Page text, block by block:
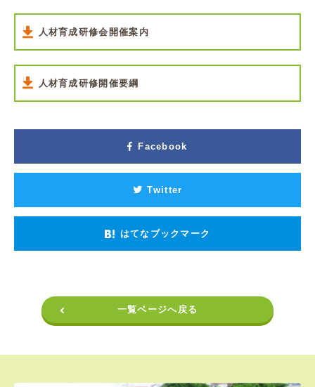
人材育成研修会開催案内
人材育成研修開催要綱
Facebook
Twitter
はてなブックマーク
一覧ページへ戻る